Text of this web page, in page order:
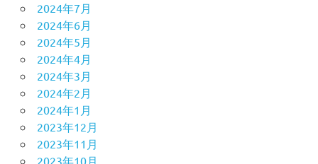
2024年7月
2024年6月
2024年5月
2024年4月
2024年3月
2024年2月
2024年1月
2023年12月
2023年11月
2023年10月